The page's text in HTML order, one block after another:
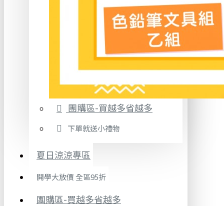
團購區-買越多省越多
下單就送小禮物
夏日涼涼專區
開學大放價 全區95折
團購區-買越多省越多